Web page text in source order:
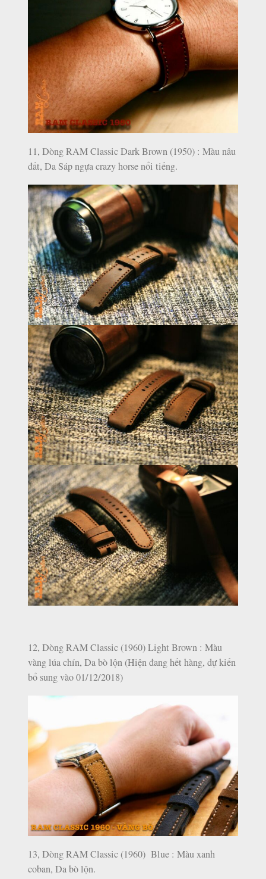
11, Dòng RAM Classic Dark Brown (1950) : Màu nâu
đất, Da Sáp ngựa crazy horse nổi tiếng.
12, Dòng RAM Classic (1960) Light Brown : Màu
vàng lúa chín, Da bò lộn (Hiện đang hết hàng, dự kiến
bổ sung vào 01/12/2018)
13, Dòng RAM Classic (1960) Blue : Màu xanh
coban, Da bò lộn.